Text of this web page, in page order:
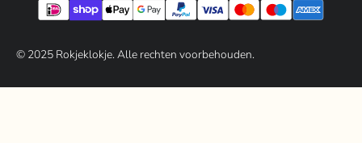
© 2025Rokjeklokje. Alle rechten voorbehouden.